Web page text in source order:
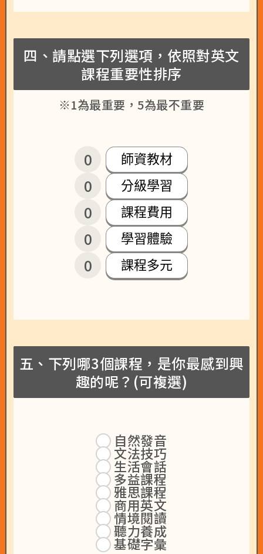
四、請點選下列選項，依照對英文
課程重要性排序
※1為最重要，5為最不重要
0 師資教材
0 分級學習
0 課程費用
0 學習體驗
0 課程多元
五、下列哪3個課程，是你最感到興
趣的呢？(可複選)
自然發音
文法技巧
生活會話
多益課程
雅思課程
商用英文
情境閱讀
聽力養成
基礎字彙